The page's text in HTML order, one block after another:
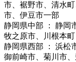
市、裾野市、清水
市、伊豆市一部
静岡県中部 ： 静岡
牧之原市、川根本町
静岡県西部 ： 浜松
御前崎市、菊川市